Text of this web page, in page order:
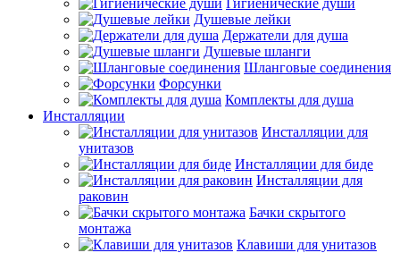
Гигиенические души
Душевые лейки
Держатели для душа
Душевые шланги
Шланговые соединения
Форсунки
Комплекты для душа
Инсталляции
Инсталляции для
унитазов
Инсталляции для биде
Инсталляции для
раковин
Бачки скрытого
монтажа
Клавиши для унитазов